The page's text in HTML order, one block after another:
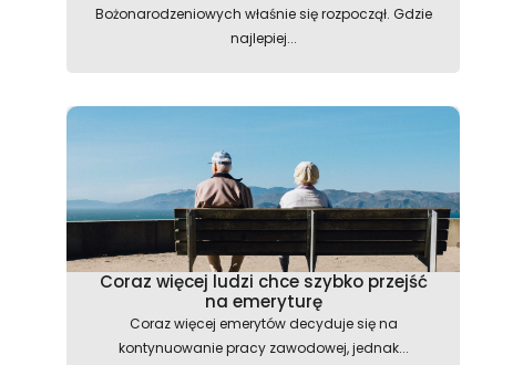
Bożonarodzeniowych właśnie się rozpoczął. Gdzie
najlepiej...
Coraz więcej ludzi chce szybko przejść
na emeryturę
Coraz więcej emerytów decyduje się na
kontynuowanie pracy zawodowej, jednak...